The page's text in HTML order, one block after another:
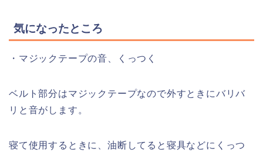
気になったところ
・マジックテープの音、くっつく
ベルト部分はマジックテープなので外すときにバリバ
リと音がします。
寝て使用するときに、油断してると寝具などにくっつ